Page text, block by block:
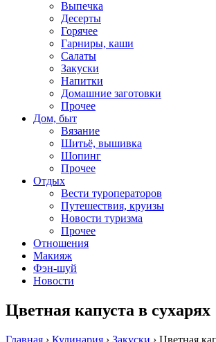
Выпечка
Десерты
Горячее
Гарниры, каши
Салаты
Закуски
Напитки
Домашние заготовки
Прочее
Дом, быт
Вязание
Шитьё, вышивка
Шопинг
Прочее
Отдых
Вести туроператоров
Путешествия, круизы
Новости туризма
Прочее
Отношения
Макияж
Фэн-шуй
Новости
Цветная капуста в сухарях
Главная › Кулинария › Закуски › Цветная